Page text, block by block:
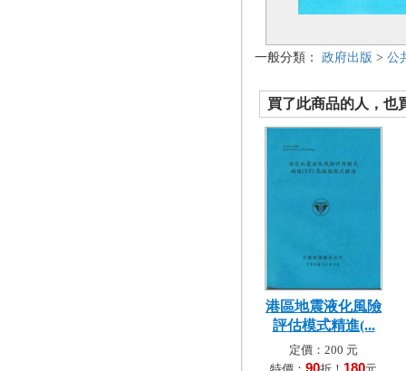
一般分類： 政府出版 > 公
買了此商品的人，也
港區地震液化風險
評估模式精進(...
定價：200 元